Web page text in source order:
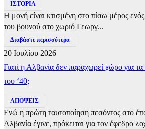
ΙΣΤΟΡΙΑ
Η μονή είναι κτισμένη στο πίσω μέρος
του βουνού στο χωριό Γεωργ...
Διαβάστε περισσότερα
20 Ιουλίου 2026
Γιατί η Αλβανία δεν παραχωρεί χώρο για
του ‘40;
ΑΠΟΨΕΙΣ
Ενώ η πρώτη ταυτοποίηση πεσόντος στο
Αλβανία έγινε, πρόκειται για τον έφεδρο